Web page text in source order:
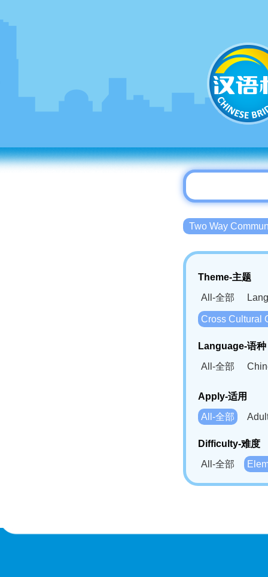
Two Way
Theme-主题
All-全部
Cross Cultural
Language-语种
All-全部
Bahasa
Swahili(SW)-
Apply-适用
All-全部
Difficulty-难度
All-全部